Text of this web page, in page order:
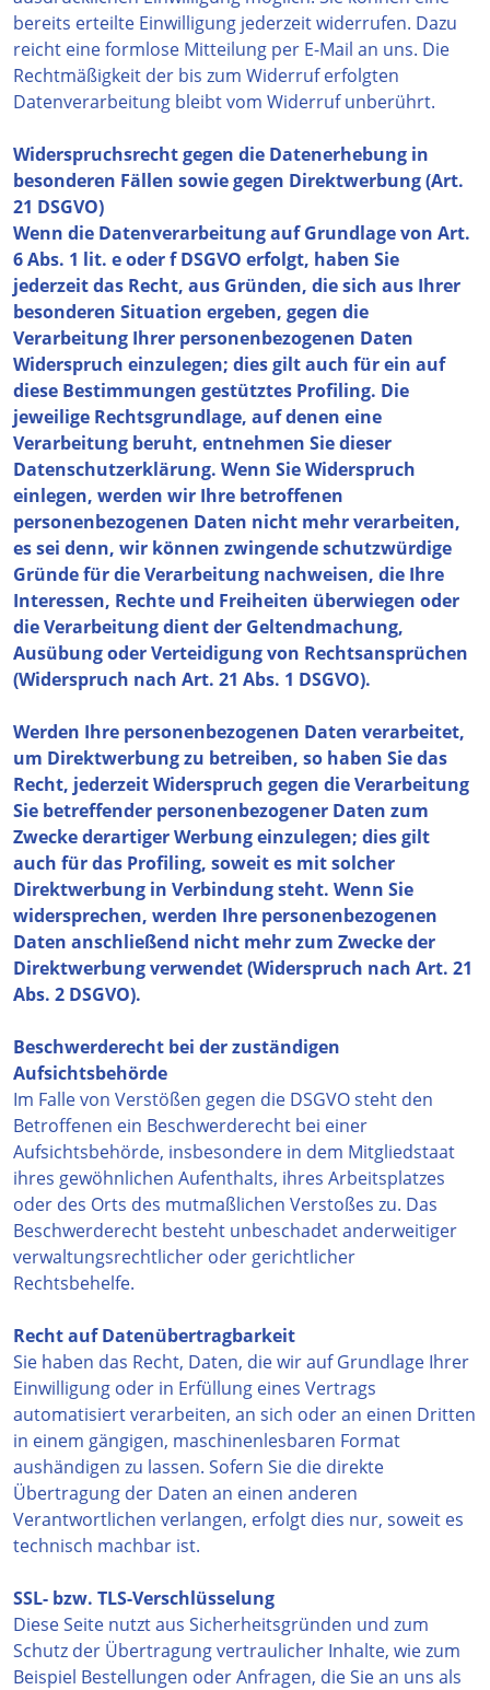
bereits erteilte Einwilligung jederzeit widerrufen. Dazu
reicht eine formlose Mitteilung per E-Mail an uns. Die
Rechtmäßigkeit der bis zum Widerruf erfolgten
Datenverarbeitung bleibt vom Widerruf unberührt.
Widerspruchsrecht gegen die Datenerhebung in
besonderen Fällen sowie gegen Direktwerbung (Art.
21 DSGVO)
Wenn die Datenverarbeitung auf Grundlage von Art.
6 Abs. 1 lit. e oder f DSGVO erfolgt, haben Sie
jederzeit das Recht, aus Gründen, die sich aus Ihrer
besonderen Situation ergeben, gegen die
Verarbeitung Ihrer personenbezogenen Daten
Widerspruch einzulegen; dies gilt auch für ein auf
diese Bestimmungen gestütztes Profiling. Die
jeweilige Rechtsgrundlage, auf denen eine
Verarbeitung beruht, entnehmen Sie dieser
Datenschutzerklärung. Wenn Sie Widerspruch
einlegen, werden wir Ihre betroffenen
personenbezogenen Daten nicht mehr verarbeiten,
es sei denn, wir können zwingende schutzwürdige
Gründe für die Verarbeitung nachweisen, die Ihre
Interessen, Rechte und Freiheiten überwiegen oder
die Verarbeitung dient der Geltendmachung,
Ausübung oder Verteidigung von Rechtsansprüchen
(Widerspruch nach Art. 21 Abs. 1 DSGVO).
Werden Ihre personenbezogenen Daten verarbeitet,
um Direktwerbung zu betreiben, so haben Sie das
Recht, jederzeit Widerspruch gegen die Verarbeitung
Sie betreffender personenbezogener Daten zum
Zwecke derartiger Werbung einzulegen; dies gilt
auch für das Profiling, soweit es mit solcher
Direktwerbung in Verbindung steht. Wenn Sie
widersprechen, werden Ihre personenbezogenen
Daten anschließend nicht mehr zum Zwecke der
Direktwerbung verwendet (Widerspruch nach Art. 21
Abs. 2 DSGVO).
Beschwerderecht bei der zuständigen
Aufsichtsbehörde
Im Falle von Verstößen gegen die DSGVO steht den
Betroffenen ein Beschwerderecht bei einer
Aufsichtsbehörde, insbesondere in dem Mitgliedstaat
ihres gewöhnlichen Aufenthalts, ihres Arbeitsplatzes
oder des Orts des mutmaßlichen Verstoßes zu. Das
Beschwerderecht besteht unbeschadet anderweitiger
verwaltungsrechtlicher oder gerichtlicher
Rechtsbehelfe.
Recht auf Datenübertragbarkeit
Sie haben das Recht, Daten, die wir auf Grundlage Ihrer
Einwilligung oder in Erfüllung eines Vertrags
automatisiert verarbeiten, an sich oder an einen Dritten
in einem gängigen, maschinenlesbaren Format
aushändigen zu lassen. Sofern Sie die direkte
Übertragung der Daten an einen anderen
Verantwortlichen verlangen, erfolgt dies nur, soweit es
technisch machbar ist.
SSL- bzw. TLS-Verschlüsselung
Diese Seite nutzt aus Sicherheitsgründen und zum
Schutz der Übertragung vertraulicher Inhalte, wie zum
Beispiel Bestellungen oder Anfragen, die Sie an uns als